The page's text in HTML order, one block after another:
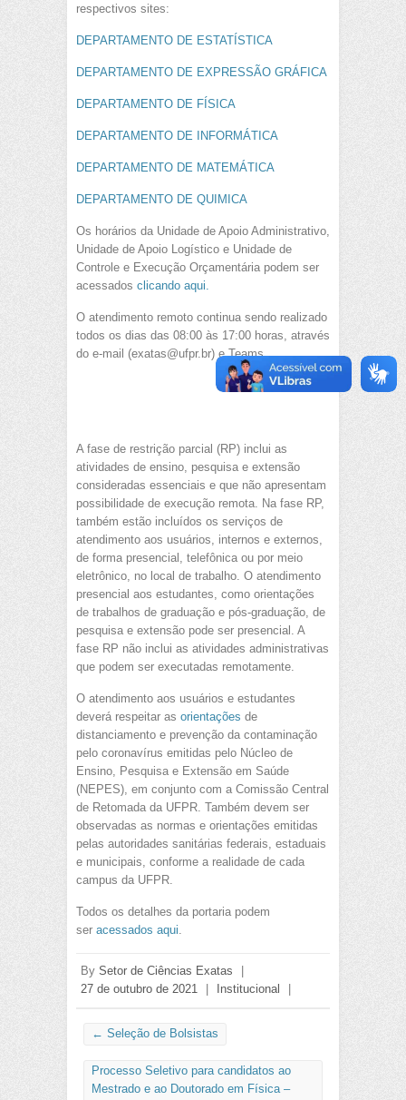
respectivos sites:
DEPARTAMENTO DE ESTATÍSTICA
DEPARTAMENTO DE EXPRESSÃO GRÁFICA
DEPARTAMENTO DE FÍSICA
DEPARTAMENTO DE INFORMÁTICA
DEPARTAMENTO DE MATEMÁTICA
DEPARTAMENTO DE QUIMICA
Os horários da Unidade de Apoio Administrativo,
Unidade de Apoio Logístico e Unidade de
Controle e Execução Orçamentária podem ser
acessados clicando aqui.
O atendimento remoto continua sendo realizado
todos os dias das 08:00 às 17:00 horas, através
do e-mail (exatas@ufpr.br) e Teams.
A fase de restrição parcial (RP) inclui as
atividades de ensino, pesquisa e extensão
consideradas essenciais e que não apresentam
possibilidade de execução remota. Na fase RP,
também estão incluídos os serviços de
atendimento aos usuários, internos e externos,
de forma presencial, telefônica ou por meio
eletrônico, no local de trabalho. O atendimento
presencial aos estudantes, como orientações
de trabalhos de graduação e pós-graduação, de
pesquisa e extensão pode ser presencial. A
fase RP não inclui as atividades administrativas
que podem ser executadas remotamente.
O atendimento aos usuários e estudantes
deverá respeitar as orientações de
distanciamento e prevenção da contaminação
pelo coronavírus emitidas pelo Núcleo de
Ensino, Pesquisa e Extensão em Saúde
(NEPES), em conjunto com a Comissão Central
de Retomada da UFPR. Também devem ser
observadas as normas e orientações emitidas
pelas autoridades sanitárias federais, estaduais
e municipais, conforme a realidade de cada
campus da UFPR.
Todos os detalhes da portaria podem
ser acessados aqui
By Setor de Ciências Exatas
|
27 de outubro de 2021
| Institucional |
← Seleção de Bolsistas
Processo Seletivo para candidatos ao
Mestrado e ao Doutorado em Física –